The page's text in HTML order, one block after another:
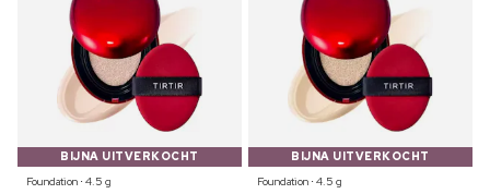
BIJNA UITVERKOCHT
Foundation ⋅ 4.5 g
BIJNA UITVERKOCHT
Foundation ⋅ 4.5 g